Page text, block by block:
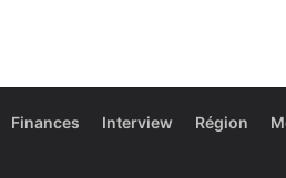
Finances Interview Région